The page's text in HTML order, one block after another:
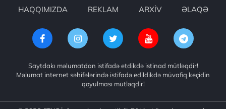
HAQQIMIZDA REKLAM ARXİV ƏLAQƏ
Saytdakı məlumatdan istifadə etdikdə istinad mütləqdir!
Məlumat internet səhifələrində istifadə edildikdə müvafiq keçidin
qoyulması mütləqdir!